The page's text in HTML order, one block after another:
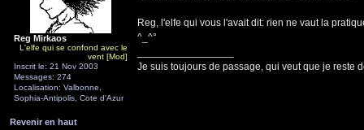
Reg Mirkaos
L'elfe qui se confond avec le
vent [Mod]
Inscrit le: 21 Nov 2003
Messages: 274
Localisation: Valbonne,
Sophia-Antipolis, Cote d'Azur
Reg, l'elfe qui vous l'avait dit: rien ne vaut la
^_^°
Je suis toujours de passage, qui veut que je reste
Revenir en haut